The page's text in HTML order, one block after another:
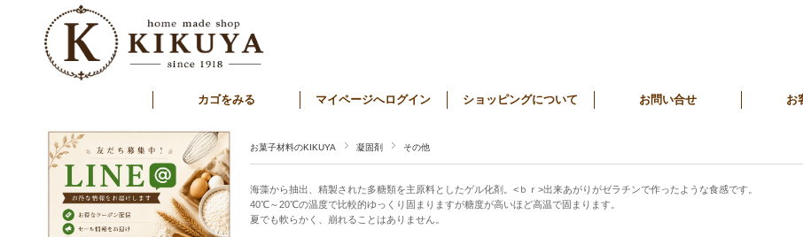
カゴをみる マイページへログイン ショッピングについて お問い合せ お
お菓子材料のKIKUYA 凝固剤 その他
海藻から抽出、精製された多糖類を主原料としたゲル化剤。<ｂｒ>出来あがりがゼラチンで作ったような食感です。
40℃～20℃の温度で比較的ゆっくり固まりますが糖度が高いほど高温で固まります。
夏でも軟らかく、崩れることはありません。